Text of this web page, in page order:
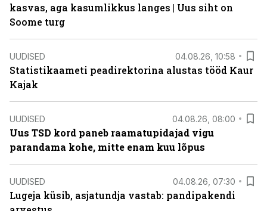
kasvas, aga kasumlikkus langes | Uus siht on
Soome turg
UUDISED 04.08.26, 10:58
Statistikaameti peadirektorina alustas tööd Kaur
Kajak
UUDISED 04.08.26, 08:00
Uus TSD kord paneb raamatupidajad vigu
parandama kohe, mitte enam kuu lõpus
UUDISED 04.08.26, 07:30
Lugeja küsib, asjatundja vastab: pandipakendi